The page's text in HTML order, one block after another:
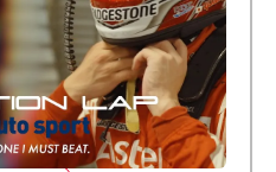
小林利徠斗 × 野村勇斗
by auto sport】
2